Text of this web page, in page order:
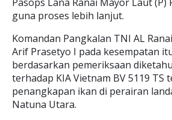
guna proses lebih lanjut.
Komandan Pangkalan TNI AL
Arif Prasetyo I pada kesempatan
berdasarkan pemeriksaan
terhadap KIA Vietnam BV 5119 TS
penangkapan ikan di perairan
Natuna Utara.